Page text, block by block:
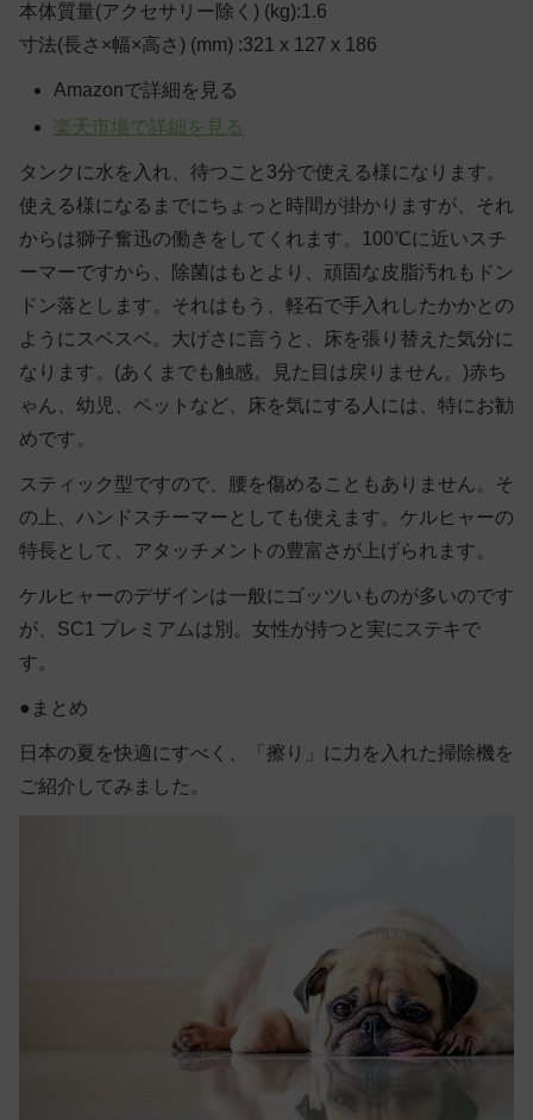
本体質量(アクセサリー除く) (kg):1.6
寸法(長さ×幅×高さ) (mm) :321 x 127 x 186
Amazonで詳細を見る
楽天市場で詳細を見る
タンクに水を入れ、待つこと3分で使える様になります。
使える様になるまでにちょっと時間が掛かりますが、それ
からは獅子奮迅の働きをしてくれます。100℃に近いスチ
ーマーですから、除菌はもとより、頑固な皮脂汚れもドン
ドン落とします。それはもう、軽石で手入れしたかかとの
ようにスベスベ。大げさに言うと、床を張り替えた気分に
なります。(あくまでも触感。見た目は戻りません。)赤ち
ゃん、幼児、ペットなど、床を気にする人には、特にお勧
めです。
スティック型ですので、腰を傷めることもありません。そ
の上、ハンドスチーマーとしても使えます。ケルヒャーの
特長として、アタッチメントの豊富さが上げられます。
ケルヒャーのデザインは一般にゴッツいものが多いのです
が、SC1 プレミアムは別。女性が持つと実にステキで
す。
●まとめ
日本の夏を快適にすべく、「擦り」に力を入れた掃除機を
ご紹介してみました。